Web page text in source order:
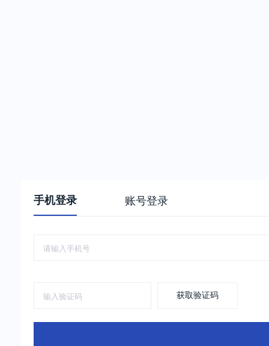
手机登录 账号登录
获取验证码